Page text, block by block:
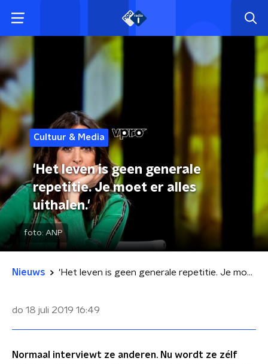
Cultuur & Media
'Het leven is geen generale
repetitie. Je moet er alles
uithalen.'
foto: ANP
Nieuws 'Het leven is geen generale repetitie. Je moet er alles uithalen.'
do 18 juli 2019 16:49
Normaal interviewt ze anderen. Nu wordt ze zélf